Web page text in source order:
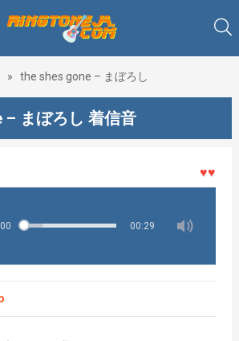
» the shes gone – まぼろし
まぼろし 着信音
♥♥♥着メ
00:29